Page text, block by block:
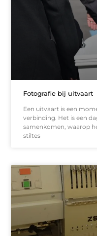
Fotografie bij uitvaart
Een uitvaart is een
verbinding. Het is een
samenkomen, waarop
stiltes